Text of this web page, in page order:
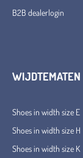
B2B dealerlogin
WIJDTEMATEN
Shoes in width size E
Shoes in width size H
Shoes in width size K